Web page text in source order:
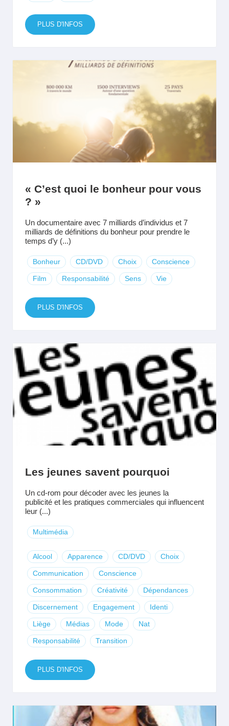
PLUS D'INFOS
« C’est quoi le bonheur pour vous
? »
Un documentaire avec 7 milliards d’individus et 7
milliards de définitions du bonheur pour prendre le
temps d’y (...)
Bonheur CD/DVD Choix Conscience
Film Responsabilité Sens Vie
PLUS D'INFOS
Les jeunes savent pourquoi
Un cd-rom pour décoder avec les jeunes la
publicité et les pratiques commerciales qui influencent
leur (...)
Multimédia
Alcool Apparence CD/DVD Choix
Communication Conscience
Consommation Créativité Dépendances
Discernement Engagement Identi
Liège Médias Mode Nat
Responsabilité Transition
PLUS D'INFOS